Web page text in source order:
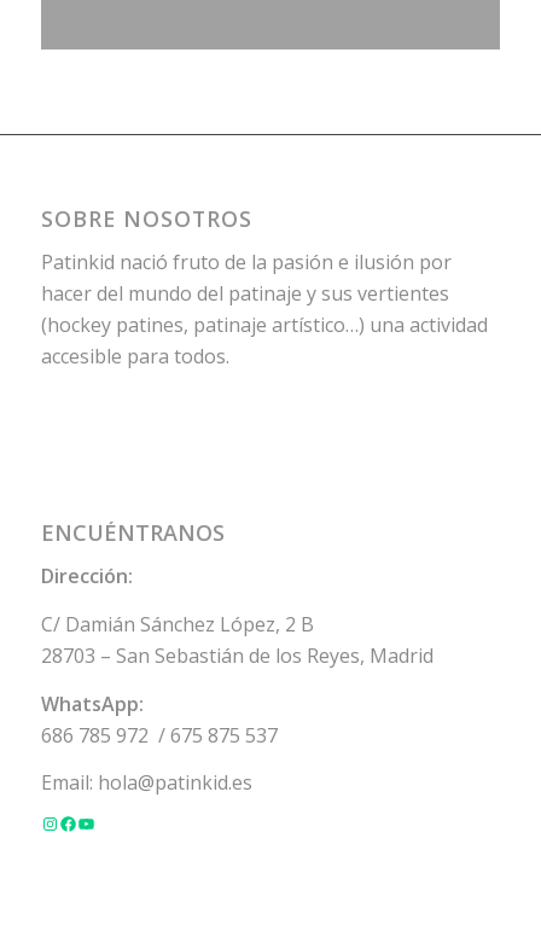
SOBRE NOSOTROS
Patinkid nació fruto de la pasión e ilusión por
hacer del mundo del patinaje y sus vertientes
(hockey patines, patinaje artístico…) una actividad
accesible para todos.
ENCUÉNTRANOS
Dirección:
C/ Damián Sánchez López, 2 B
28703 – San Sebastián de los Reyes, Madrid
WhatsApp:
686 785 972 /675 875 537
Email: hola@patinkid.es